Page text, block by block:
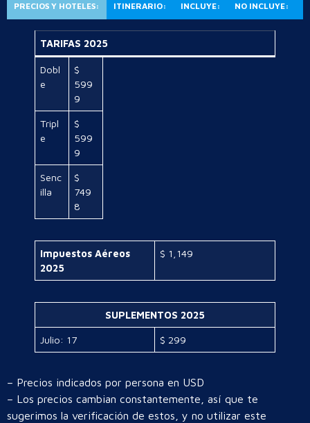
PRECIOS Y HOTELES: ITINERARIO: INCLUYE: NO INCLUYE:
TARIFAS 2025
Dobl
e
$
599
9
Tripl
e
$
599
9
Senc
illa
$
749
8
Impuestos Aéreos
2025
$ 1,149
SUPLEMENTOS 2025
Julio: 17 $ 299
– Precios indicados por persona en USD
– Los precios cambian constantemente, así que te
sugerimos la verificación de estos, y no utilizar este